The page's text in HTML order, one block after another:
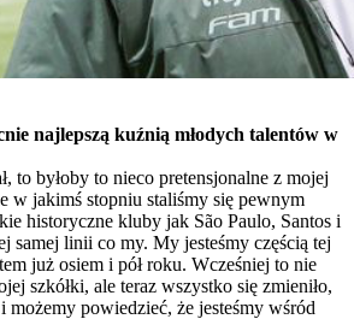
najlepszą kuźnią młodych talentów w
to byłoby to nieco pretensjonalne z mojej
w jakimś stopniu staliśmy się pewnym
historyczne kluby jak São Paulo, Santos i
samej linii co my. My jesteśmy częścią tej
już osiem i pół roku. Wcześniej to nie
szkółki, ale teraz wszystko się zmieniło,
możemy powiedzieć, że jesteśmy wśród